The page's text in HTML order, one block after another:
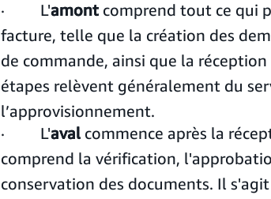
· L'amontcomprend tout ce qui
facture, telle que la création des
de commande, ainsi que la réception
étapes relèvent généralement du
l’approvisionnement.
· L'avalcommence après la
comprend la vérification,
conservation des documents. Il